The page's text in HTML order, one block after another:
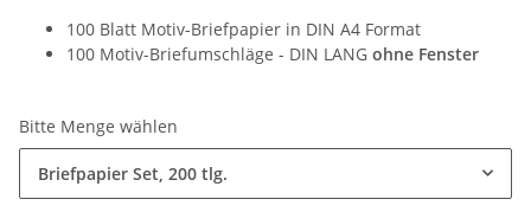
100 Blatt Motiv-Briefpapier in DIN A4 Format
100 Motiv-Briefumschläge - DIN LANG ohne Fenster
Bitte Menge wählen
Briefpapier Set, 200 tlg.